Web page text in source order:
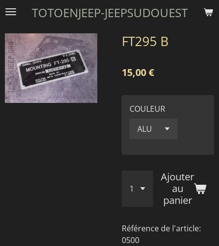
Passer
contenu
principal
TOTOENJEEP-JEEPSUDOUEST
FT295 B
15,00 €
COULEUR
Ajouter
au
panier
Référence de l'article:
0500